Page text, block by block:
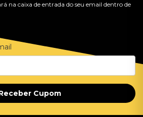
na caixa de entrada do seu email dentro de
Cupom